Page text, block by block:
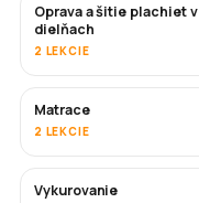
ČOSKORO
Oprava a šitie plachiet v
dielňach
2 LEKCIE
Matrace
2 LEKCIE
ČOSKORO
Vykurovanie